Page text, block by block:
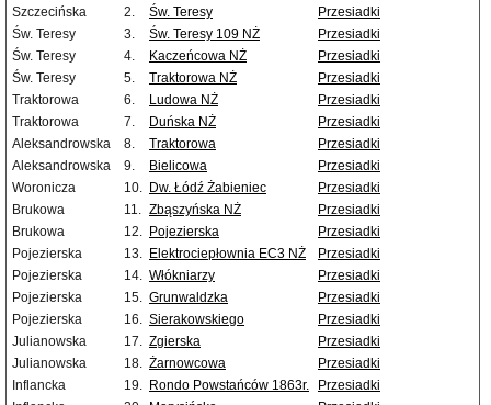
Szczecińska
2. Św. Teresy
Przesiadki
Św. Teresy
3. Św. Teresy 109 NŻ
Przesiadki
Św. Teresy
4. Kaczeńcowa NŻ
Przesiadki
Św. Teresy
5. Traktorowa NŻ
Przesiadki
Traktorowa
6. Ludowa NŻ
Przesiadki
Traktorowa
7. Duńska NŻ
Przesiadki
Aleksandrowska
8. Traktorowa
Przesiadki
Aleksandrowska
9. Bielicowa
Przesiadki
Woronicza
10. Dw. Łódź Żabieniec
Przesiadki
Brukowa
11. Zbąszyńska NŻ
Przesiadki
Brukowa
12. Pojezierska
Przesiadki
Pojezierska
13. Elektrociepłownia EC3 NŻ
Przesiadki
Pojezierska
14. Włókniarzy
Przesiadki
Pojezierska
15. Grunwaldzka
Przesiadki
Pojezierska
16. Sierakowskiego
Przesiadki
Julianowska
17. Zgierska
Przesiadki
Julianowska
18. Żarnowcowa
Przesiadki
Inflancka
19. Rondo Powstańców 1863r.
Przesiadki